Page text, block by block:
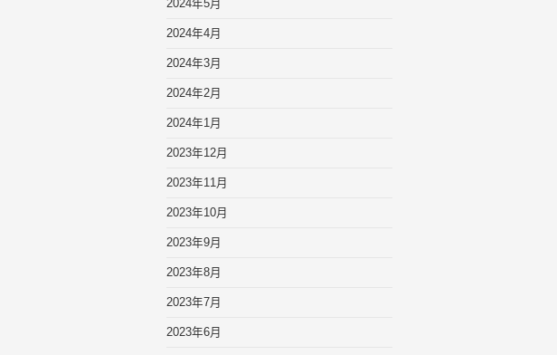
2024年5月
2024年4月
2024年3月
2024年2月
2024年1月
2023年12月
2023年11月
2023年10月
2023年9月
2023年8月
2023年7月
2023年6月